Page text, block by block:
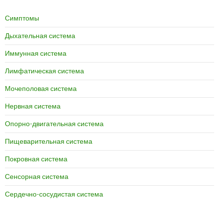
Симптомы
Дыхательная система
Иммунная система
Лимфатическая система
Мочеполовая система
Нервная система
Опорно-двигательная система
Пищеварительная система
Покровная система
Сенсорная система
Сердечно-сосудистая система